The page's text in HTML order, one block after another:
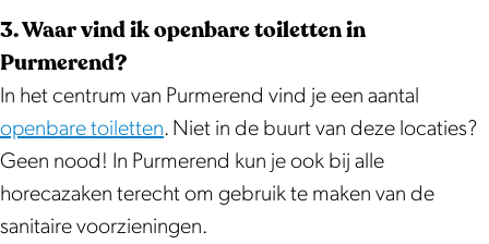
3. Waar vind ik openbare toiletten in
Purmerend?
In het centrum van Purmerend vind je een aantal
openbare toiletten. Niet in de buurt van deze locaties?
Geen nood! In Purmerend kun je ook bij alle
horecazaken terecht om gebruik te maken van de
sanitaire voorzieningen.